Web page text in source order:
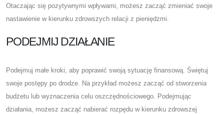
Otaczając się pozytywnymi wpływami, możesz zacząć zmieniać swoje
nastawienie w kierunku zdrowszych relacji z pieniędzmi.
PODEJMIJ DZIAŁANIE
Podejmuj małe kroki, aby poprawić swoją sytuację finansową. Świętuj
swoje postępy po drodze. Na przykład możesz zacząć od stworzenia
budżetu lub wyznaczenia celu oszczędnościowego. Podejmując
działania, możesz zacząć nabierać rozpędu w kierunku zdrowszej